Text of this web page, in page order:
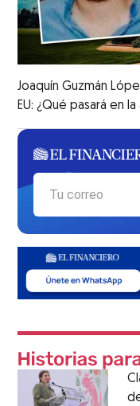
Joaquín Guzmán
EU: ¿Qué pasará en